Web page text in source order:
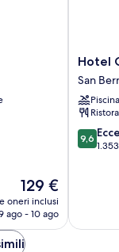
Il
prezzo
attuale
129 €
129 €
oneri inclusi
ago - 10 ago
Hotel
Giralda
Center
San
Hotel
San
Piscina
9.6
su
9,6